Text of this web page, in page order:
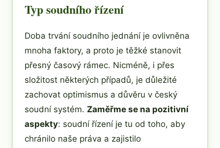
Typ soudního řízení
Doba trvání soudního jednání je ovlivněna
mnoha faktory, a proto je těžké stanovit
přesný časový rámec. Nicméně, i přes
složitost některých případů, je důležité
zachovat optimismus a důvěru v český
soudní systém. Zaměřme se na pozitivní
aspekty: soudní řízení je tu od toho, aby
chránilo naše práva a zajistilo